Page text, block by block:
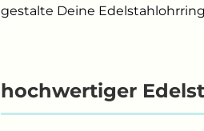
gestalte Deine
hochwertiger